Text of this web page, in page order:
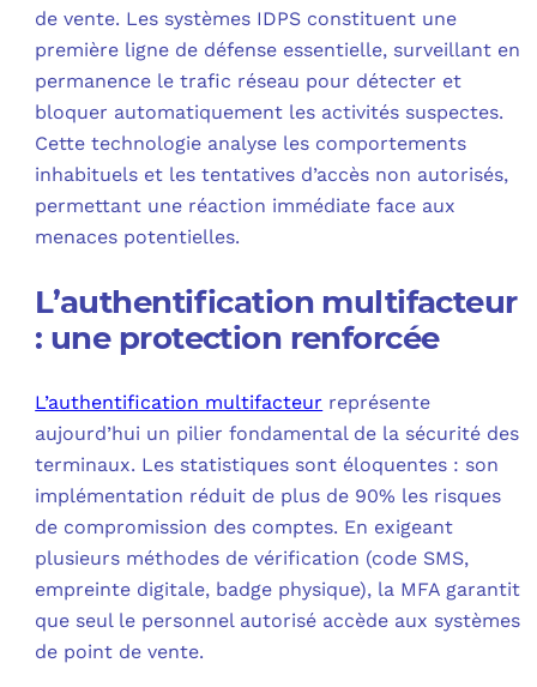
de vente. Les systèmes IDPS constituent une
première ligne de défense essentielle, surveillant en
permanence le trafic réseau pour détecter et
bloquer automatiquement les activités suspectes.
Cette technologie analyse les comportements
inhabituels et les tentatives d’accès non autorisés,
permettant une réaction immédiate face aux
menaces potentielles.
L’authentification multifacteur
: une protection renforcée
L’authentification multifacteur représente
aujourd’hui un pilier fondamental de la sécurité des
terminaux. Les statistiques sont éloquentes : son
implémentation réduit de plus de 90% les risques
de compromission des comptes. En exigeant
plusieurs méthodes de vérification (code SMS,
empreinte digitale, badge physique), la MFA garantit
que seul le personnel autorisé accède aux systèmes
de point de vente.